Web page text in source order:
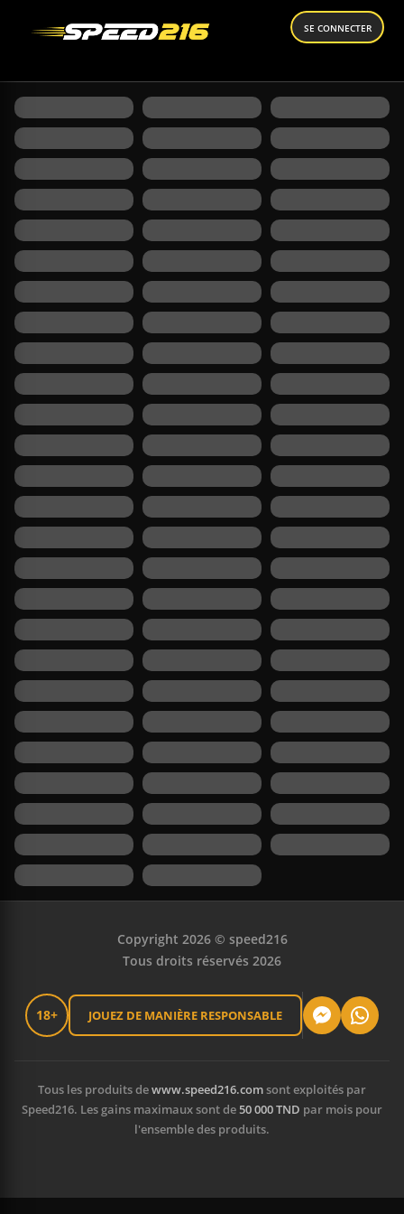
SE CONNECTER
Copyright 2026 © speed216
Tous droits réservés 2026
18+ JOUEZ DE MANIÈRE RESPONSABLE
Tous les produits dewww.speed216.comsont exploités par
Speed216. Les gains maximaux sont de50 000 TND par mois pour
l'ensemble des produits.